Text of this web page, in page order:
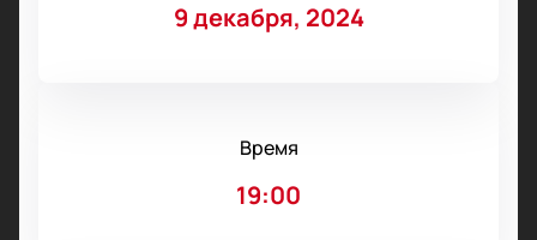
9 декабря, 2024
Время
19:00